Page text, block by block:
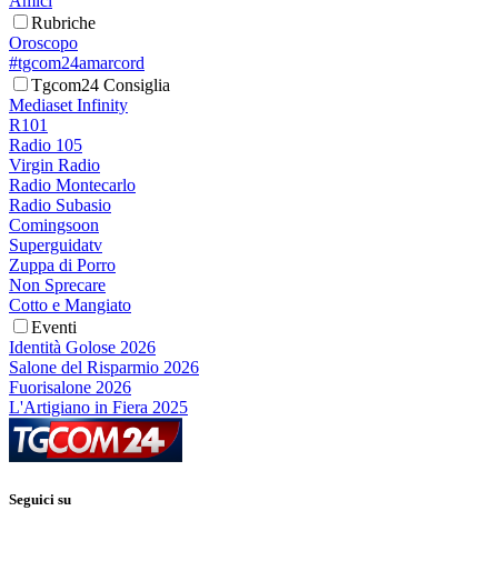
Rubriche
Oroscopo
#tgcom24amarcord
Tgcom24 Consiglia
Mediaset Infinity
R101
Radio 105
Virgin Radio
Radio Montecarlo
Radio Subasio
Comingsoon
Superguidatv
Zuppa di Porro
Non Sprecare
Cotto e Mangiato
Eventi
Identità Golose 2026
Salone del Risparmio 2026
Fuorisalone 2026
L'Artigiano in Fiera 2025
Seguici su